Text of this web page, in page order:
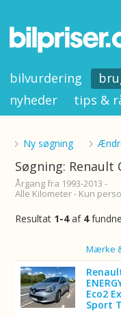
bilvurdering
nyheder
tips &
Ny søgning
Søgning: Renault
Årgang fra 1993-2013 -
Alle Kilometer - Kun
Resultat 1-4af 4
Mærke
Eco2
Sport